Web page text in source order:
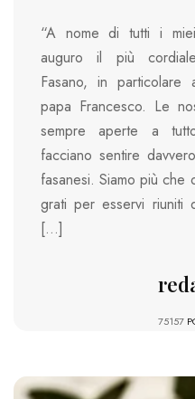
“A nome di tutti i
auguro il più
Fasano, in particolare
papa Francesco. Le
sempre aperte a
facciano sentire
fasanesi. Siamo più che
grati per esservi riuniti
[…]
75157